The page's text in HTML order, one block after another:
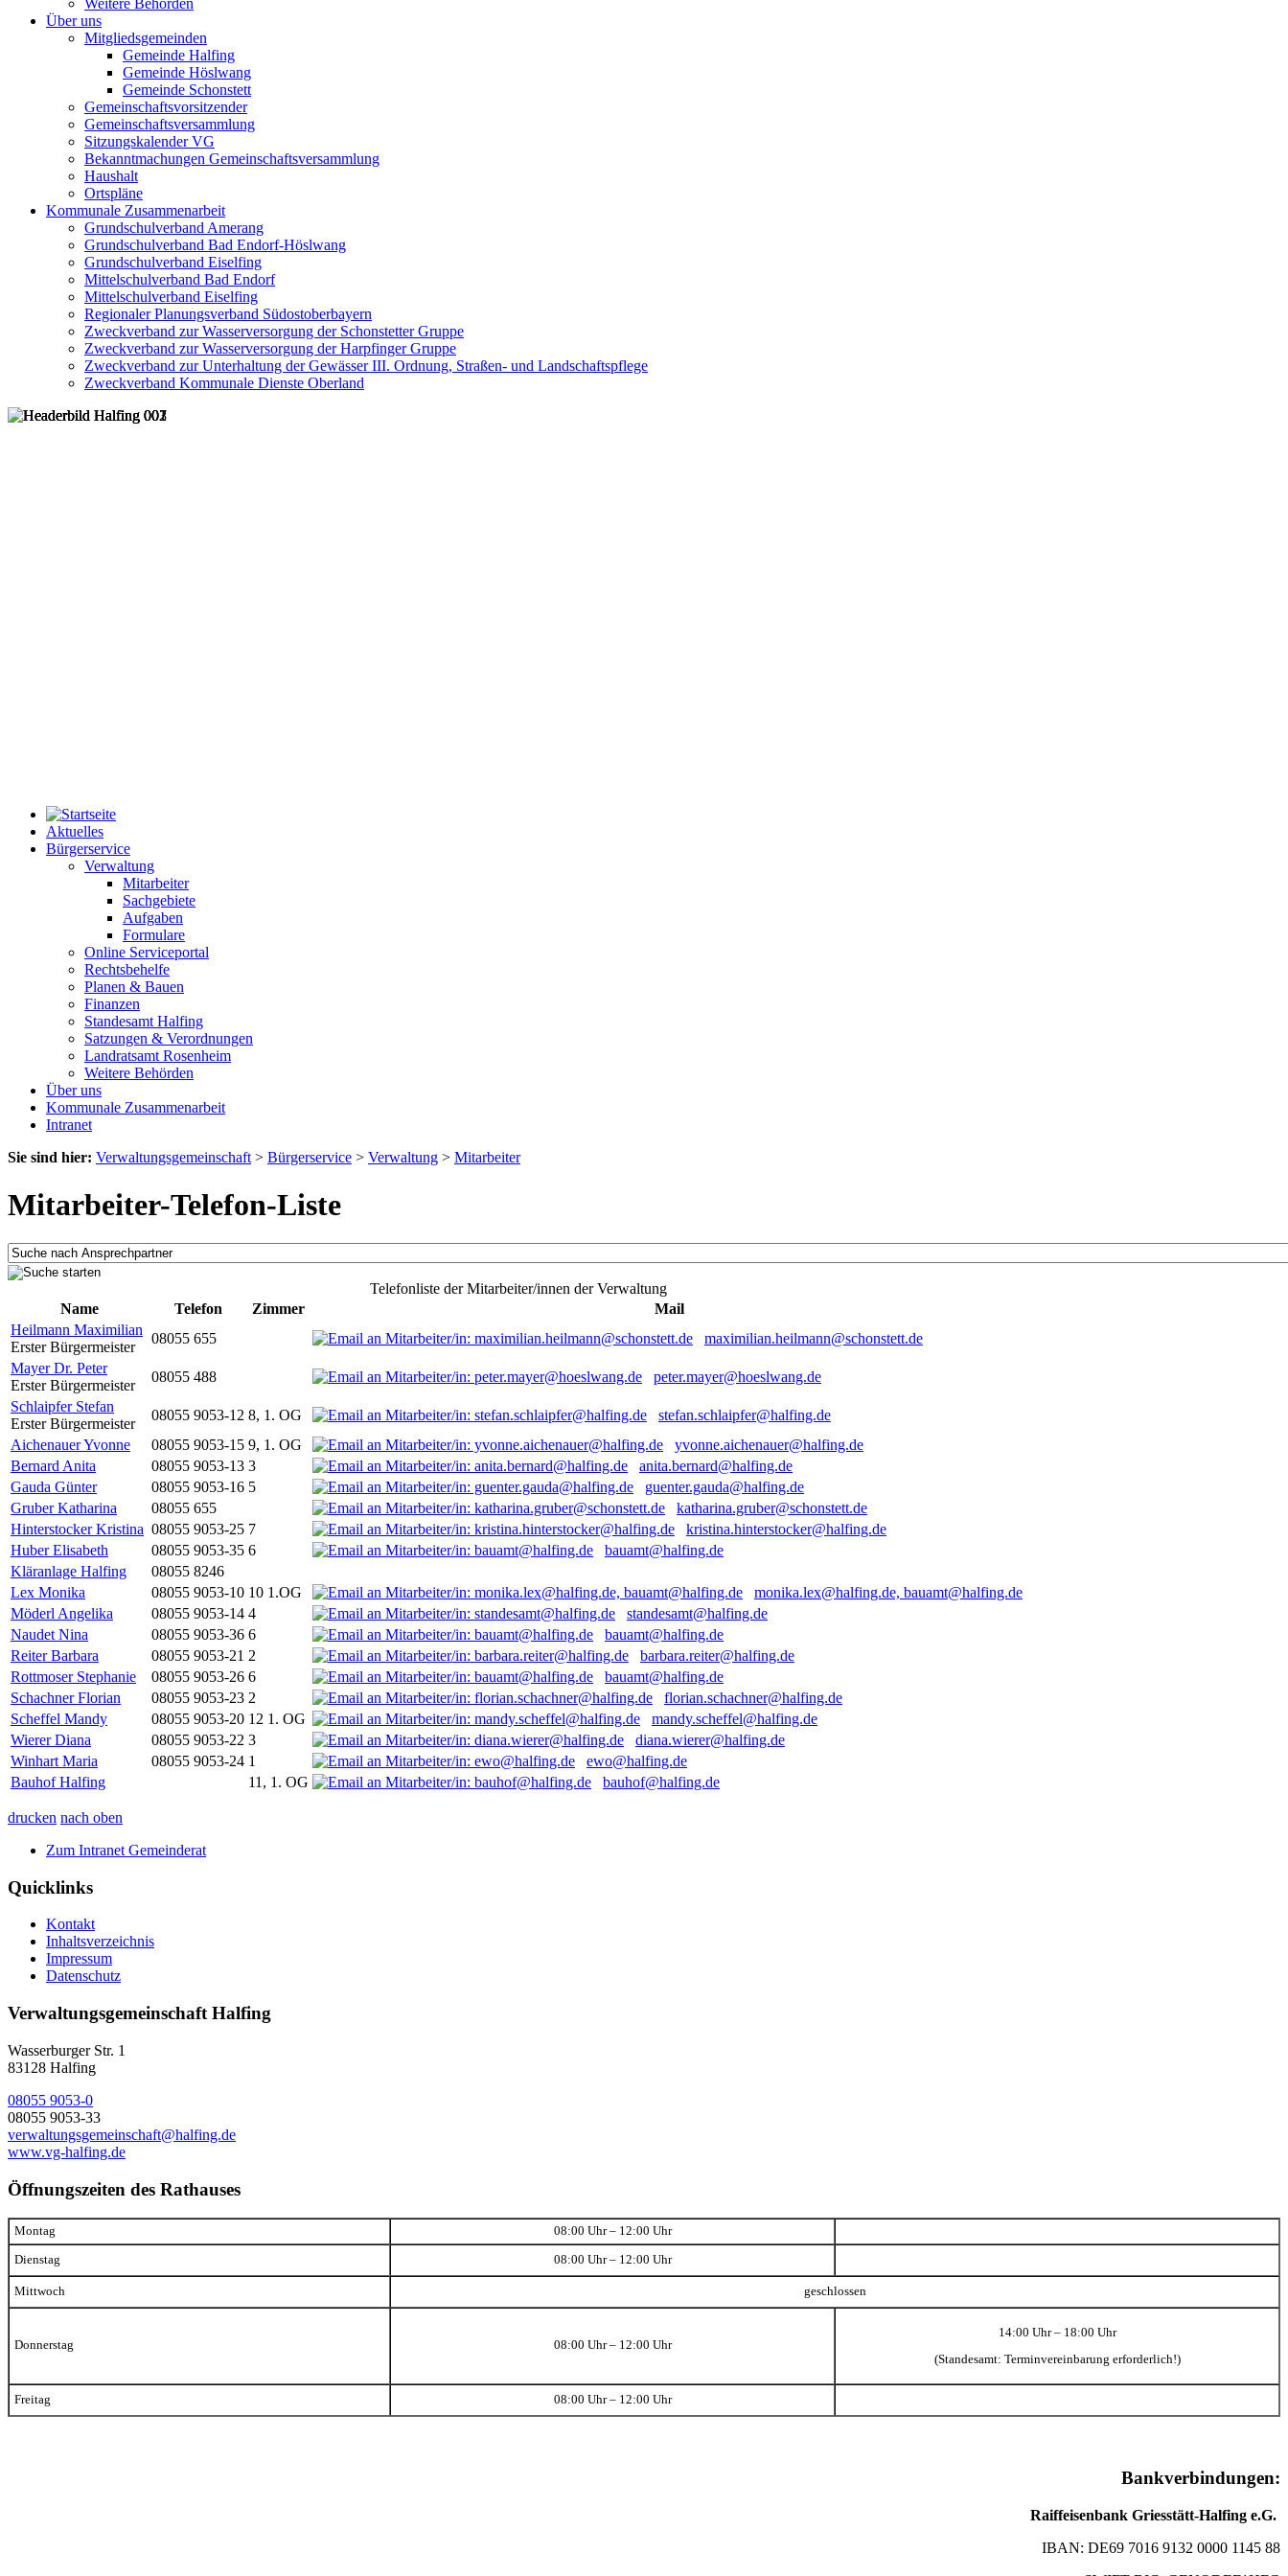
Weitere Behörden
Über uns
Mitgliedsgemeinden
Gemeinde Halfing
Gemeinde Höslwang
Gemeinde Schonstett
Gemeinschaftsvorsitzender
Gemeinschaftsversammlung
Sitzungskalender VG
Bekanntmachungen Gemeinschaftsversammlung
Haushalt
Ortspläne
Kommunale Zusammenarbeit
Grundschulverband Amerang
Grundschulverband Bad Endorf-Höslwang
Grundschulverband Eiselfing
Mittelschulverband Bad Endorf
Mittelschulverband Eiselfing
Regionaler Planungsverband Südostoberbayern
Zweckverband zur Wasserversorgung der Schonstetter Gruppe
Zweckverband zur Wasserversorgung der Harpfinger Gruppe
Zweckverband zur Unterhaltung der Gewässer III. Ordnung, Straßen- und Landschaftspflege
Zweckverband Kommunale Dienste Oberland
Aktuelles
Bürgerservice
Verwaltung
Mitarbeiter
Sachgebiete
Aufgaben
Formulare
Online Serviceportal
Rechtsbehelfe
Planen & Bauen
Finanzen
Standesamt Halfing
Satzungen & Verordnungen
Landratsamt Rosenheim
Weitere Behörden
Über uns
Kommunale Zusammenarbeit
Intranet
Sie sind hier: Verwaltungsgemeinschaft > Bürgerservice > Verwaltung > Mitarbeiter
Mitarbeiter-Telefon-Liste
Telefonliste der Mitarbeiter/innen der Verwaltung
Name
Telefon Zimmer
Mail
Heilmann Maximilian
Erster Bürgermeister
08055 655
maximilian.heilmann@schonstett.de
Mayer Dr. Peter
Erster Bürgermeister
08055 488
peter.mayer@hoeslwang.de
Schlaipfer Stefan
Erster Bürgermeister
08055 9053-12 8, 1. OG
stefan.schlaipfer@halfing.de
Aichenauer Yvonne
08055 9053-15 9, 1. OG
yvonne.aichenauer@halfing.de
Bernard Anita
08055 9053-13 3
anita.bernard@halfing.de
Gauda Günter
08055 9053-16 5
guenter.gauda@halfing.de
Gruber Katharina
08055 655
katharina.gruber@schonstett.de
Hinterstocker Kristina 08055 9053-25 7
kristina.hinterstocker@halfing.de
Huber Elisabeth
08055 9053-35 6
bauamt@halfing.de
Kläranlage Halfing
08055 8246
Lex Monika
08055 9053-10 10 1.OG
monika.lex@halfing.de, bauamt@halfing.de
Möderl Angelika
08055 9053-14 4
standesamt@halfing.de
Naudet Nina
08055 9053-36 6
bauamt@halfing.de
Reiter Barbara
08055 9053-21 2
barbara.reiter@halfing.de
Rottmoser Stephanie
08055 9053-26 6
bauamt@halfing.de
Schachner Florian
08055 9053-23 2
florian.schachner@halfing.de
Scheffel Mandy
08055 9053-20 12 1. OG
mandy.scheffel@halfing.de
Wierer Diana
08055 9053-22 3
diana.wierer@halfing.de
Winhart Maria
08055 9053-24 1
ewo@halfing.de
Bauhof Halfing
11, 1. OG bauhof@halfing.de
drucken nach oben
Zum Intranet Gemeinderat
Quicklinks
Kontakt
Inhaltsverzeichnis
Impressum
Datenschutz
Verwaltungsgemeinschaft Halfing
Wasserburger Str. 1
83128 Halfing
08055 9053-0
08055 9053-33
verwaltungsgemeinschaft@halfing.de
www.vg-halfing.de
Öffnungszeiten des Rathauses
Montag 08:00 Uhr – 12:00 Uhr
Dienstag 08:00 Uhr – 12:00 Uhr
Mittwoch geschlossen
Donnerstag 08:00 Uhr – 12:00 Uhr
14:00 Uhr – 18:00 Uhr
(Standesamt: Terminvereinbarung erforderlich!)
Freitag 08:00 Uhr – 12:00 Uhr
Bankverbindungen:
Raiffeisenbank Griesstätt-Halfing e.G.
IBAN: DE69 7016 9132 0000 1145 88